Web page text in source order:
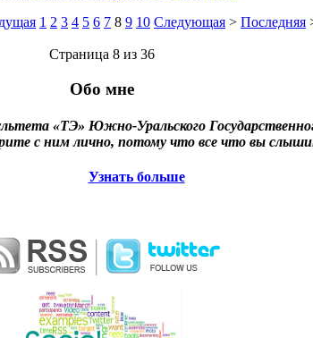
1 2 3 4 5 6 7 8 9 10 Следующая > Последняя
Страница 8 из 36
Обо мне
«ТЭ» Южно-Уральского
с ним лично, потому что все что вы
Узнать больше